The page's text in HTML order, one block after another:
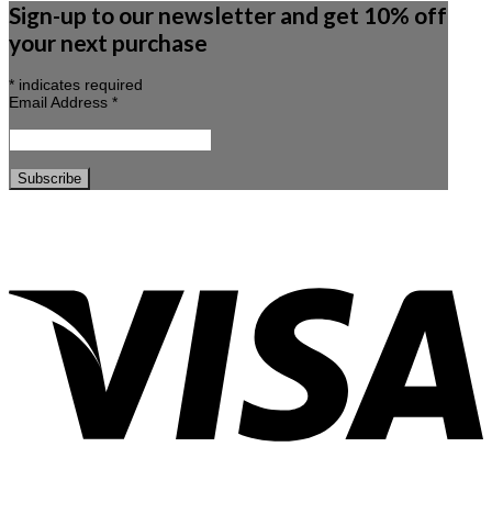
Sign-up to our newsletter and get 10% off
your next purchase
* indicates required
Email Address *